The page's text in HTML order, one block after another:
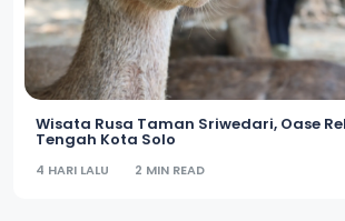
Wisata Rusa Taman Sriwedari, Oase
Tengah Kota Solo
4 HARI LALU 2 MIN READ